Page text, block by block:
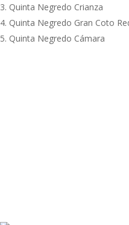
Quinta Negredo Crianza
Quinta Negredo Gran Coto
Quinta Negredo Cámara